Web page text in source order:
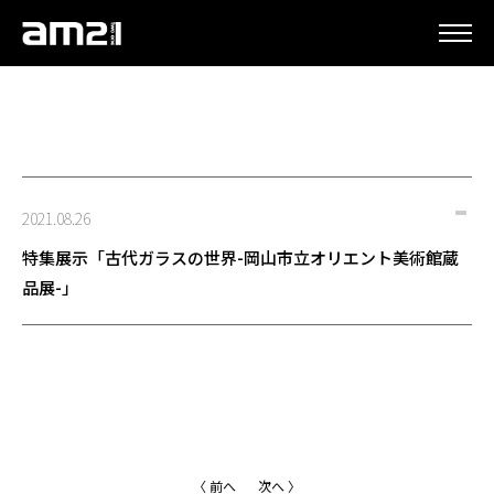
2021.08.26
特集展示「古代ガラスの世界-岡山市立オリエント美術館蔵
品展-」
〈 前へ 次へ 〉